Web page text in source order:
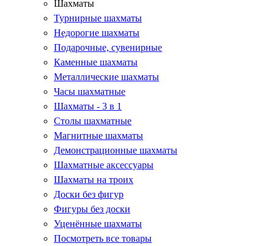
Шахматы
Турнирные шахматы
Недорогие шахматы
Подарочные, сувенирные
Каменные шахматы
Металлические шахматы
Часы шахматные
Шахматы - 3 в 1
Столы шахматные
Магнитные шахматы
Демонстрационные шахматы
Шахматные аксессуары
Шахматы на троих
Доски без фигур
Фигуры без доски
Уценённые шахматы
Посмотреть все товары